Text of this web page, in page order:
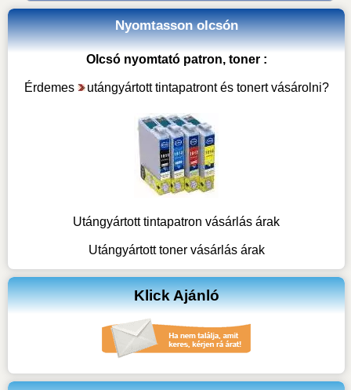
Nyomtasson olcsón
Olcsó nyomtató patron, toner :
Érdemes utángyártott tintapatront és tonert vásárolni?
Utángyártott tintapatron vásárlás árak
Utángyártott toner vásárlás árak
Klick Ajánló